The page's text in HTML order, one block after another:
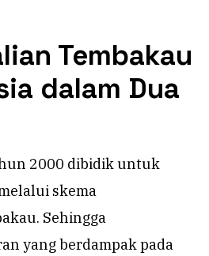
Tembakau
dalam Dua
2000 dibidik untuk
skema
Sehingga
yang berdampak pada